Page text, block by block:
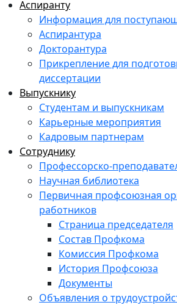
Аспиранту
Информация для
Аспирантура
Докторантура
Прикрепление для
диссертации
Выпускнику
Студентам и выпускникам
Карьерные мероприятия
Кадровым партнерам
Сотруднику
Профессорско-
Научная библиотека
Первичная профсоюзная
работников
Страница председателя
Состав Профкома
Комиссия Профкома
История Профсоюза
Документы
Объявления о